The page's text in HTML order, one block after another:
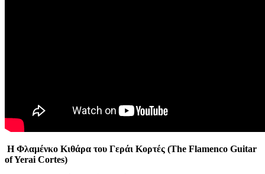
Η Φλαμένκο Κιθάρα του Γεράι Κορτές (The Flamenco Guitar
ofYeraiCortes)